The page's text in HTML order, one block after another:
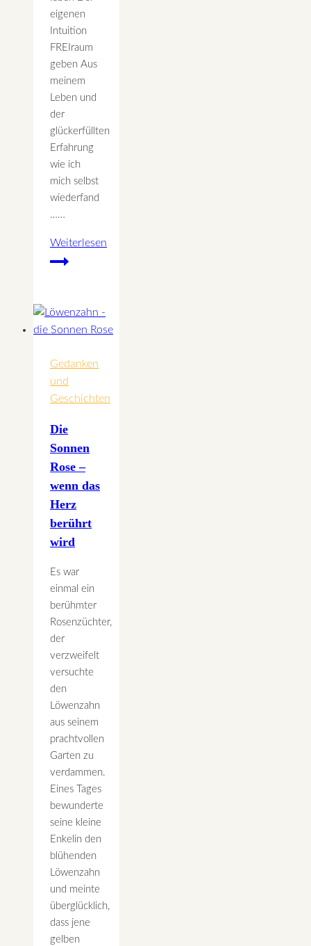
eigenen
Intuition
FREIraum
geben Aus
meinem
Leben und
der
glückerfüllten
Erfahrung
wie ich
mich selbst
wiederfand
……
Weiterlesen
Die
entdecken
Gedanken
und
Geschichten
Die
Sonnen
Rose –
wenn das
Herz
berührt
wird
Es war
einmal ein
berühmter
Rosenzüchter,
der
verzweifelt
versuchte
den
Löwenzahn
aus seinem
prachtvollen
Garten zu
verdammen.
Eines Tages
bewunderte
seine kleine
Enkelin den
blühenden
Löwenzahn
und meinte
überglücklich,
dass jene
gelben